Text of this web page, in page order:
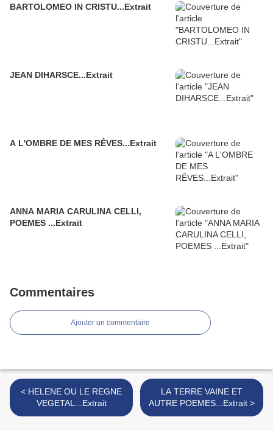
BARTOLOMEO IN CRISTU...Extrait
JEAN DIHARSCE...Extrait
A L'OMBRE DE MES RÊVES...Extrait
ANNA MARIA CARULINA CELLI,
POEMES ...Extrait
Commentaires
Ajouter un commentaire
< HELENE OU LE REGNE
VEGETAL...Extrait
LA TERRE VAINE ET
AUTRE POEMES...Extrait >